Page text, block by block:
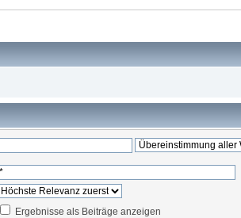
Ergebnisse als Beiträge anzeigen